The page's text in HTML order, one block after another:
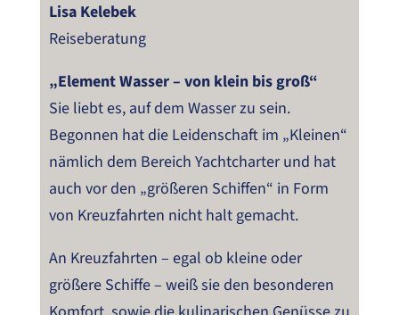
Lisa Kelebek
Reiseberatung
„Element Wasser – von klein bis groß“
Sie liebt es, auf dem Wasser zu sein.
Begonnen hat die Leidenschaft im „Kleinen“
nämlich dem Bereich Yachtcharter und hat
auch vor den „größeren Schiffen“ in Form
von Kreuzfahrten nicht halt gemacht.
An Kreuzfahrten – egal ob kleine oder
größere Schiffe – weiß sie den besonderen